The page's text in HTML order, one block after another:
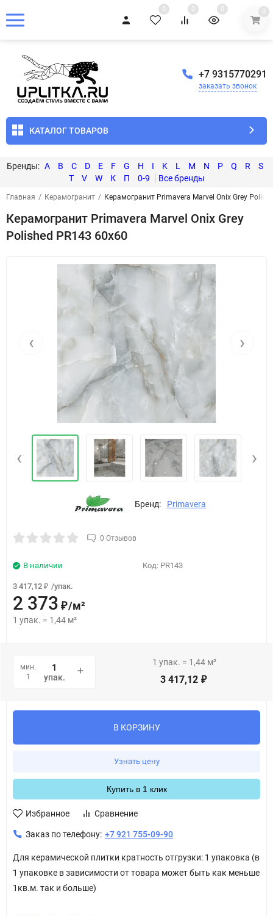
0 0 0 0
+7 9315770291
заказать звонок
КАТАЛОГ ТОВАРОВ
A B C D E F G H I K L M N P Q R
S
T
V W К П 0-9
Главная / Керамогранит / Керамогранит Primavera Marvel Onix Grey
Керамогранит Primavera Marvel Onix Grey
Polished PR143 60x60
‹ ›
‹ ›
Бренд: Primavera
0 Отзывов
Код: PR143
В наличии
3 417,12 ₽ /упак.
2 373 ₽/м²
1 упак. = 1,44 м²
мин.
1
упак.
1 упак. = 1,44 м²
3 417,12 ₽
В КОРЗИНУ
Узнать цену
Купить в 1 клик
Избранное Сравнение
Заказ по телефону: +7 921 755-09-90
Для керамической плитки кратность отгрузки: 1 упаковка (в
1 упаковке в зависимости от товара может быть как меньше
1кв.м. так и больше)